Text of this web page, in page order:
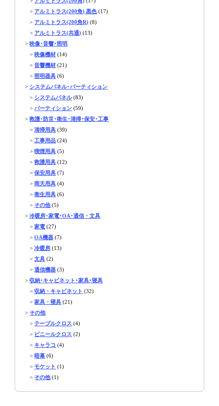
> アルミトラス(200角) 黒色 (17)
> アルミトラス(200角R) (8)
> アルミトラス(共通) (13)
>映像･音響･照明
>映像機材 (14)
>音響機材 (21)
> 照明器具 (6)
> システムパネル･パーティション
> システムパネル(83)
>パーティション (59)
>救護･防災･衛生･清掃･保安･工事
>清掃用具 (39)
> 工事用品 (24)
>喫煙用具 (5)
>救護用具 (12)
>保安用具 (7)
>雨天用具 (4)
>衛生用具 (6)
> その他(5)
>冷暖房･家電･OA･通信・文具
>家電 (27)
>OA機器 (7)
>冷暖房 (13)
>文具 (2)
>通信機器 (3)
>収納･キャビネット･家具･寝具
>収納・キャビネット (32)
>家具・寝具 (21)
> その他
>テーブルクロス (4)
> ビニールクロス (2)
> キャラコ (4)
>暗幕 (6)
>モケット (1)
> その他(1)